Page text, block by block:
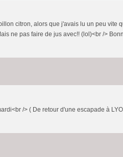
citron, alors que j'avais lu un peu vite
ne pas faire de jus avec!! (lol)<br />
/> ( De retour d'une escapade à